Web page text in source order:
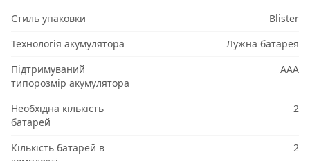
Стиль упаковки
Blister
Технологія акумулятора
Лужна батарея
Підтримуваний
типорозмір акумулятора
AAA
Необхідна кількість
батарей
2
Кількість батарей в
2